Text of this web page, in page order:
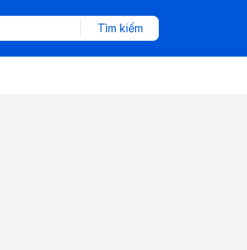
Tìm kiếm